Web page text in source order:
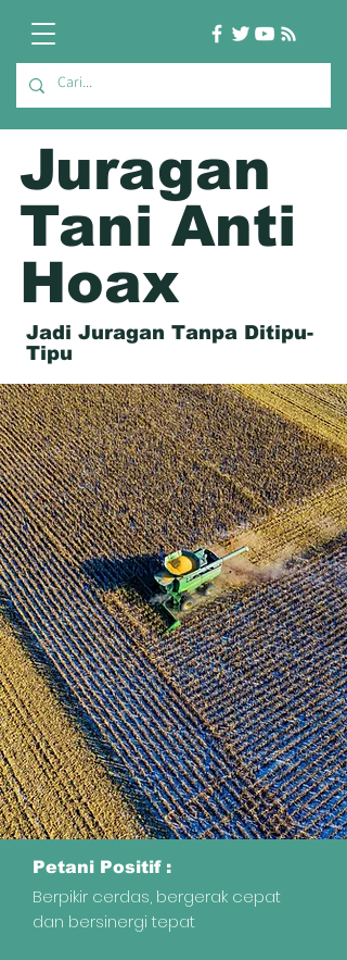
Juragan
Tani Anti
Hoax
Jadi Juragan Tanpa Ditipu-
Tipu
Petani Positif :
Berpikir cerdas, bergerak cepat
dan bersinergi tepat